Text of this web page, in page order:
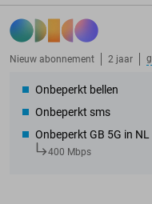
Nieuw abonnement 2 jaar
Onbeperkt bellen
Onbeperkt sms
Onbeperkt GB 5G in NL
400 Mbps